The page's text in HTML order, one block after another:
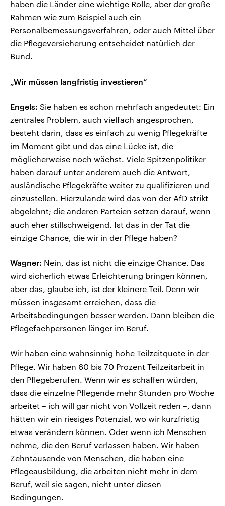
haben die Länder eine wichtige Rolle, aber der große
Rahmen wie zum Beispiel auch ein
Personalbemessungsverfahren, oder auch Mittel über
die Pflegeversicherung entscheidet natürlich der
Bund.
„Wir müssen langfristig investieren“
Engels: Sie haben es schon mehrfach angedeutet: Ein
zentrales Problem, auch vielfach angesprochen,
besteht darin, dass es einfach zu wenig Pflegekräfte
im Moment gibt und das eine Lücke ist, die
möglicherweise noch wächst. Viele Spitzenpolitiker
haben darauf unter anderem auch die Antwort,
ausländische Pflegekräfte weiter zu qualifizieren und
einzustellen. Hierzulande wird das von der AfD strikt
abgelehnt; die anderen Parteien setzen darauf, wenn
auch eher stillschweigend. Ist das in der Tat die
einzige Chance, die wir in der Pflege haben?
Wagner: Nein, das ist nicht die einzige Chance. Das
wird sicherlich etwas Erleichterung bringen können,
aber das, glaube ich, ist der kleinere Teil. Denn wir
müssen insgesamt erreichen, dass die
Arbeitsbedingungen besser werden. Dann bleiben die
Pflegefachpersonen länger im Beruf.
Wir haben eine wahnsinnig hohe Teilzeitquote in der
Pflege. Wir haben 60 bis 70 Prozent Teilzeitarbeit in
den Pflegeberufen. Wenn wir es schaffen würden,
dass die einzelne Pflegende mehr Stunden pro Woche
arbeitet – ich will gar nicht von Vollzeit reden –, dann
hätten wir ein riesiges Potenzial, wo wir kurzfristig
etwas verändern können. Oder wenn ich Menschen
nehme, die den Beruf verlassen haben. Wir haben
Zehntausende von Menschen, die haben eine
Pflegeausbildung, die arbeiten nicht mehr in dem
Beruf, weil sie sagen, nicht unter diesen
Bedingungen.